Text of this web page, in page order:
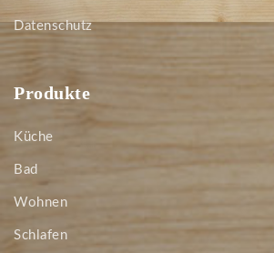
Datenschutz
Produkte
Küche
Bad
Wohnen
Schlafen